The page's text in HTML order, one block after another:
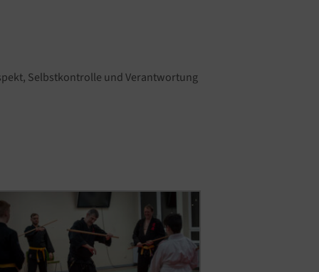
Selbstkontrolle und Verantwortung